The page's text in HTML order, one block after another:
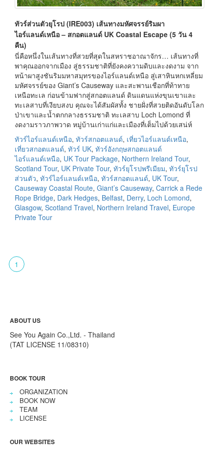
ทัวร์ส่วนตัวยุโรป (IRE003) เส้นทางมหัศจรรย์ริมผา
ไอร์แลนด์เหนือ – สกอตแลนด์ UK Coastal Escape (5 วัน 4
คืน)
นี่คือหนึ่งในเส้นทางที่สวยที่สุดในสหราชอาณาจักร… เส้นทางที่
พาคุณออกจากเมือง สู่ธรรมชาติที่ยังคงความดิบและงดงาม จาก
หน้าผาสูงชันริมมหาสมุทรของไอร์แลนด์เหนือ สู่เสาหินหกเหลี่ยม
มหัศจรรย์ของ Giant’s Causeway และสะพานเชือกที่ท้าทาย
เหนือทะเล ก่อนข้ามฟากสู่สกอตแลนด์ ดินแดนแห่งขุนเขาและ
ทะเลสาบที่เงียบสงบ คุณจะได้สัมผัสทั้ง ชายฝั่งที่สวยติดอันดับโลก
ป่าเขาและน้ำตกกลางธรรมชาติ ทะเลสาบ Loch Lomond ที่
งดงามราวภาพวาด หมู่บ้านเก่าแก่และเมืองที่เต็มไปด้วยเสน่ห์
ทัวร์ไอร์แลนด์เหนือ, ทัวร์สกอตแลนด์, เที่ยวไอร์แลนด์เหนือ,
เที่ยวสกอตแลนด์, ทัวร์ UK, ทัวร์อังกฤษสกอตแลนด์
ไอร์แลนด์เหนือ, UK Tour Package, Northern Ireland Tour,
Scotland Tour, UK Private Tour, ทัวร์ยุโรปพรีเมียม, ทัวร์ยุโรป
ส่วนตัว, ทัวร์ไอร์แลนด์เหนือ, ทัวร์สกอตแลนด์, UK Tour,
Causeway Coastal Route, Giant’s Causeway, Carrick a Rede
Rope Bridge, Dark Hedges, Belfast, Derry, Loch Lomond,
Glasgow, Scotland Travel, Northern Ireland Travel, Europe
Private Tour
1
ABOUT US
See You Again Co.,Ltd. - Thailand
(TAT LICENSE 11/08310)
BOOK TOUR
ORGANIZATION
BOOK NOW
TEAM
LICENSE
OUR WEBSITES